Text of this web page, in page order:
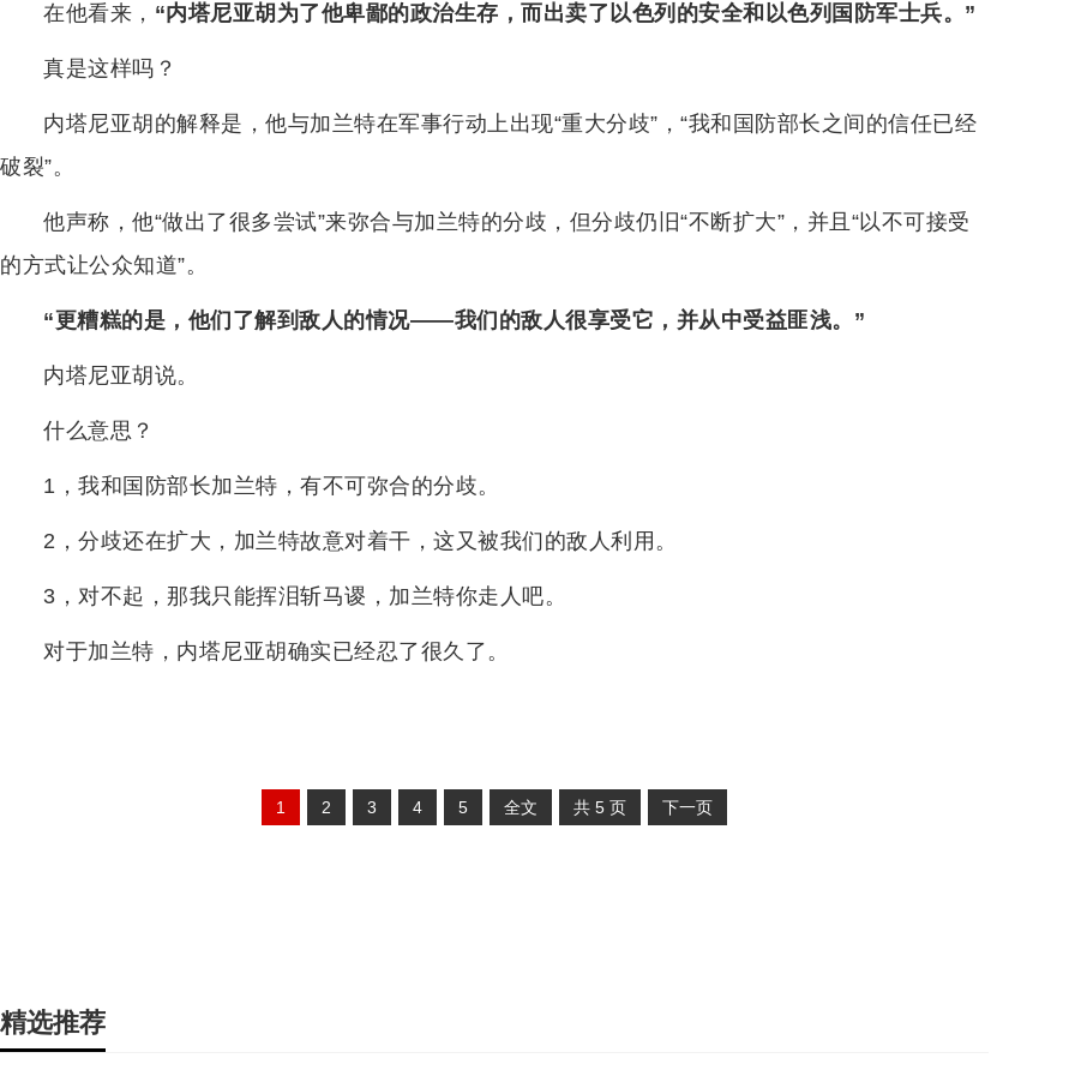
在他看来， “内塔尼亚胡为了他卑鄙的政治生存，而出卖了以色列的安全和以色列国防军士兵。”
真是这样吗？
内塔尼亚胡的解释是，他与加兰特在军事行动上出现“重大分歧”，“我和国防部长之间的信任已经
破裂”。
他声称，他“做出了很多尝试”来弥合与加兰特的分歧，但分歧仍旧“不断扩大”，并且“以不可接受
的方式让公众知道”。
“更糟糕的是，他们了解到敌人的情况——我们的敌人很享受它，并从中受益匪浅。”
内塔尼亚胡说。
什么意思？
1，我和国防部长加兰特，有不可弥合的分歧。
2，分歧还在扩大，加兰特故意对着干，这又被我们的敌人利用。
3，对不起，那我只能挥泪斩马谡，加兰特你走人吧。
对于加兰特，内塔尼亚胡确实已经忍了很久了。
1 2 3 4 5 全文 共 5 页 下一页
精选推荐